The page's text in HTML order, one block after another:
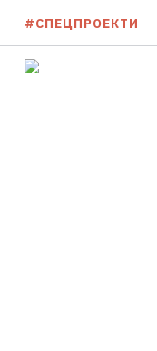
#СПЕЦПРОЕКТИ